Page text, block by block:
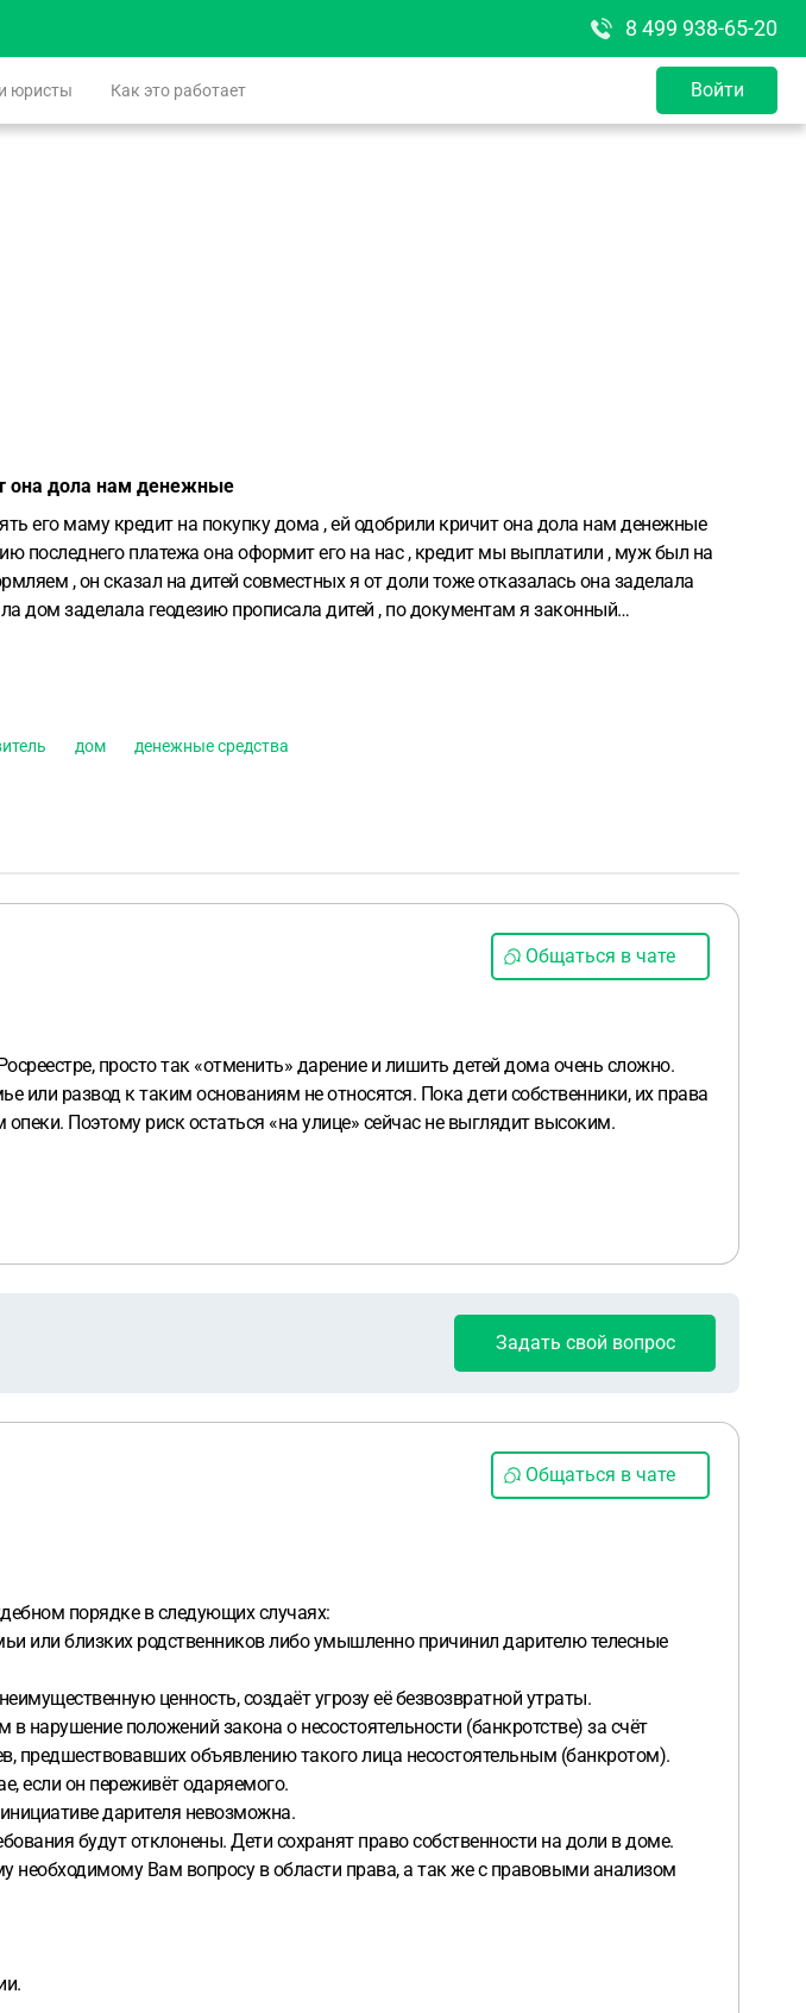
8 499 938-65-20
юристы Как это работает Войти
она дола нам денежные
его маму кредит на покупку дома , ей одобрили кричит она дола нам денежные
последнего платежа она оформит его на нас , кредит мы выплатили , муж был на
, он сказал на дитей совместных я от доли тоже отказалась она заделала
дом заделала геодезию прописала дитей , по документам я законный
отношения с мужем испорчены он до сих пор евляеться участником сво , в данный
дом денежные средства
Общаться в чате
просто так «отменить» дарение и лишить детей дома очень сложно.
развод к таким основаниям не относятся. Пока дети собственники, их права
Поэтому риск остаться «на улице» сейчас не выглядит высоким.
Задать свой вопрос
Общаться в чате
порядке в следующих случаях:
или близких родственников либо умышленно причинил дарителю телесные
ценность, создаёт угрозу её безвозвратной утраты.
положений закона о несостоятельности (банкротстве) за счёт
предшествовавших объявлению такого лица несостоятельным (банкротом).
если он переживёт одаряемого.
дарителя невозможна.
будут отклонены. Дети сохранят право собственности на доли в доме.
необходимому Вам вопросу в области права, а так же с правовыми анализом